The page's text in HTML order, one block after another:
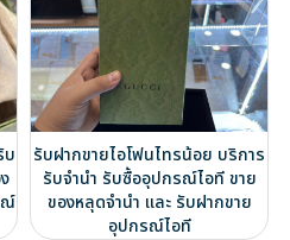
บ
ณ์
รับฝากขายไอโฟนไทรน้อย บริการ
รับจำนำ รับซื้ออุปกรณ์ไอที ขาย
ของหลุดจำนำ และ รับฝากขาย
อุปกรณ์ไอที